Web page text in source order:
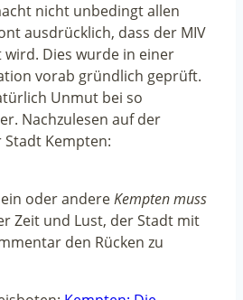
nicht unbedingt allen
ausdrücklich, dass der MIV
Dies wurde in einer
vorab gründlich geprüft.
Unmut bei so
Nachzulesen auf der
Kempten:
oder andereKempten muss
Zeit und Lust, der Stadt mit
den Rücken zu